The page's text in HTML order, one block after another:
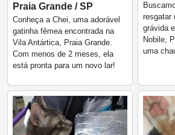
Praia Grande / SP
Conheça a Chei, uma adorável
gatinha fêmea encontrada na
Vila Antártica, Praia Grande.
Com menos de 2 meses, ela
está pronta para um novo lar!
resgatar
grávida
Nobile,
uma